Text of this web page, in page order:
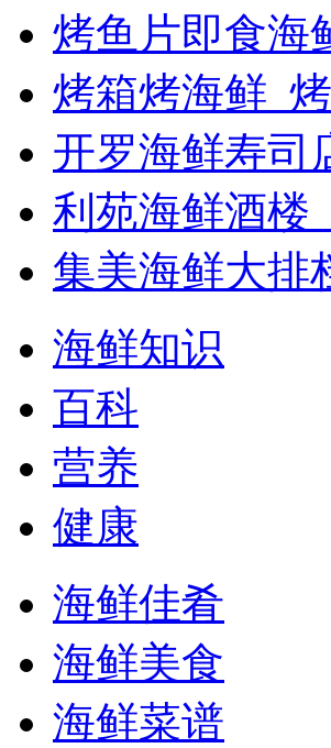
烤鱼片即食海
烤箱烤海鲜_
开罗海鲜寿司
利苑海鲜酒楼
集美海鲜大排
海鲜知识
百科
营养
健康
海鲜佳肴
海鲜美食
海鲜菜谱